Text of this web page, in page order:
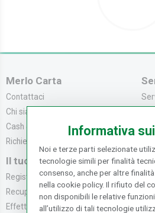
Merlo Carta
Contattaci
Chi siamo
Cash & Carry
Richiedi catalogo
Il tuo Account
Registrati
Recupera la Passwo...
Effettua un Reso
oro
Informativa
Noi e terze parti selezionate
tecnologie simili per finalità
consenso, anche per altre
nella cookie policy. Il rifiuto del
non disponibili le relative
all’utilizzo di tali tecnologie